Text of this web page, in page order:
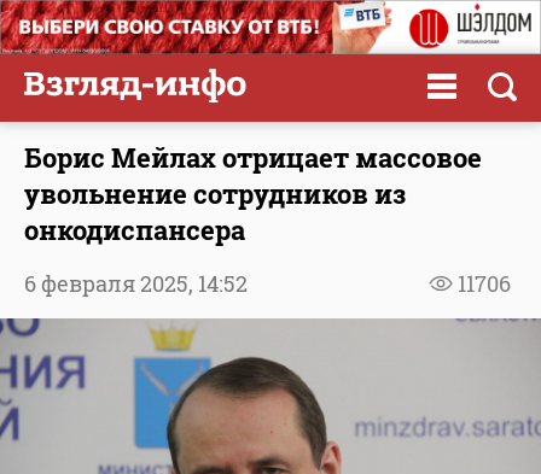
Борис Мейлах отрицает массовое
увольнение сотрудников из
онкодиспансера
11706
6 февраля 2025, 14:52